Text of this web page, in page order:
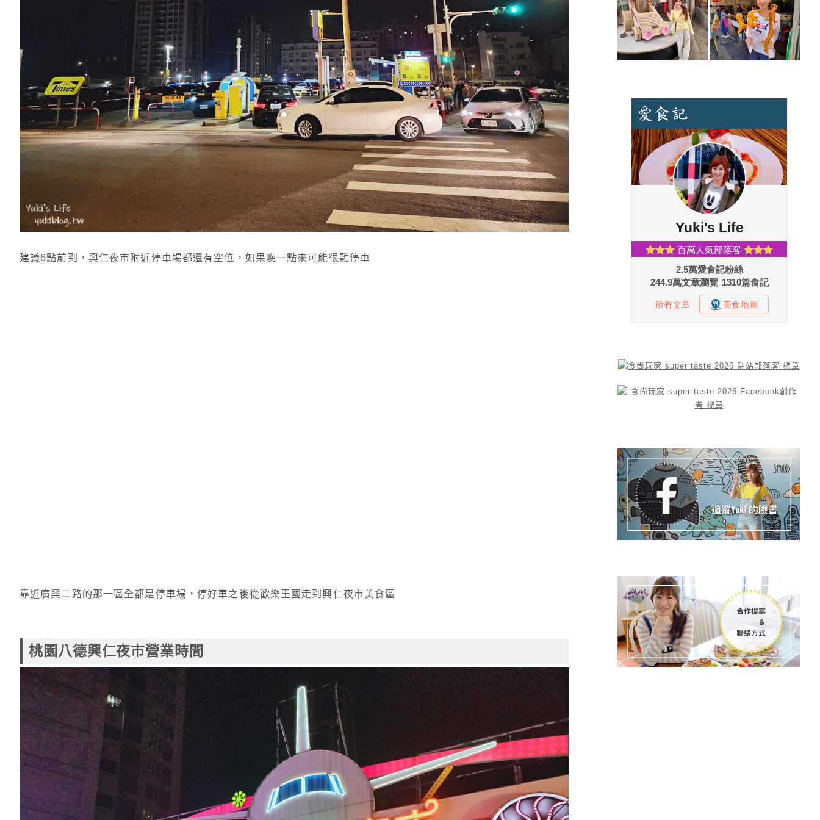
建議6點前到，興仁夜市附近停車場都還有空位，如果晚一點來可能很難停車
靠近廣興二路的那一區全都是停車場，停好車之後從歡樂王國走到興仁夜市美食區
桃園八德興仁夜市營業時間